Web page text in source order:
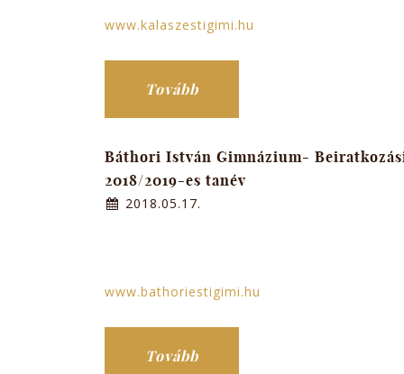
www.kalaszestigimi.hu
Tovább
Báthori István Gimnázium-
2018/2019-es tanév
2018.05.17.
www.bathoriestigimi.hu
Tovább